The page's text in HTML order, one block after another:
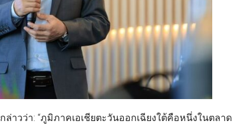
กล่าวว่า: “ภูมิภาคเอเชียตะวันออกเฉียงใต้คือหนึ่งในตลาด